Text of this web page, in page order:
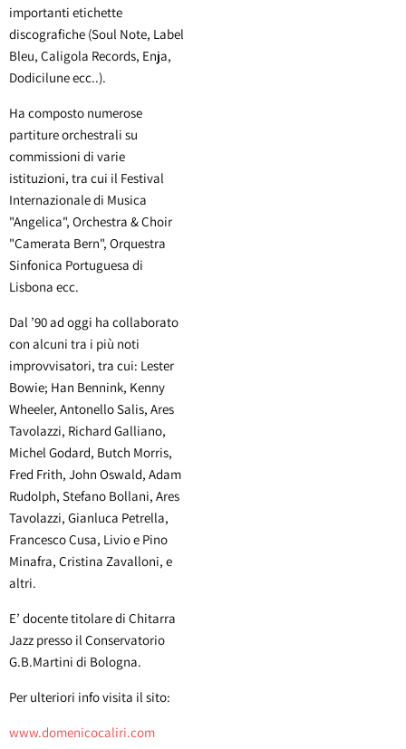
importanti etichette
discografiche (Soul Note, Label
Bleu, Caligola Records, Enja,
Dodicilune ecc..).
Ha composto numerose
partiture orchestrali su
commissioni di varie
istituzioni, tra cui il Festival
Internazionale di Musica
"Angelica", Orchestra & Choir
"Camerata Bern", Orquestra
Sinfonica Portuguesa di
Lisbona ecc.
Dal ’90 ad oggi ha collaborato
con alcuni tra i più noti
improvvisatori, tra cui: Lester
Bowie; Han Bennink, Kenny
Wheeler, Antonello Salis, Ares
Tavolazzi, Richard Galliano,
Michel Godard, Butch Morris,
Fred Frith, John Oswald, Adam
Rudolph, Stefano Bollani, Ares
Tavolazzi, Gianluca Petrella,
Francesco Cusa, Livio e Pino
Minafra, Cristina Zavalloni, e
altri.
E’ docente titolare di Chitarra
Jazz presso il Conservatorio
G.B.Martini di Bologna.
Per ulteriori info visita il sito:
www.domenicocaliri.com